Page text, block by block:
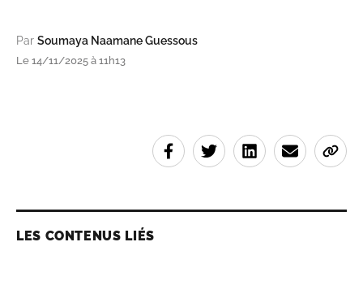
Par Soumaya Naamane Guessous
Le 14/11/2025 à 11h13
LES CONTENUS LIÉS